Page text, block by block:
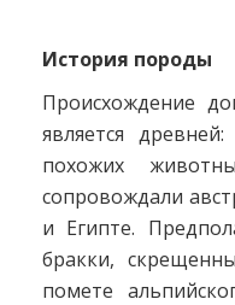
История породы
Происхождение
является
похожих
сопровождали
и Египте.
бракки,
помете